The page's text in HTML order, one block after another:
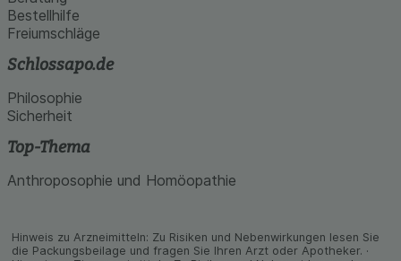
Bestellhilfe
Freiumschläge
Schlossapo.de
Philosophie
Sicherheit
Top-Thema
Anthroposophie und Homöopathie
Hinweis zu Arzneimitteln: Zu Risiken und Neben­wirkungen lesen Sie
die Packungs­beilage und fragen Sie Ihren Arzt oder Apo­theker. ·